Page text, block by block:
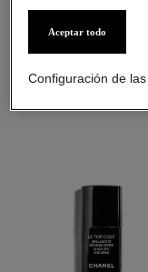
LA
Aceptar todo
Configuración de